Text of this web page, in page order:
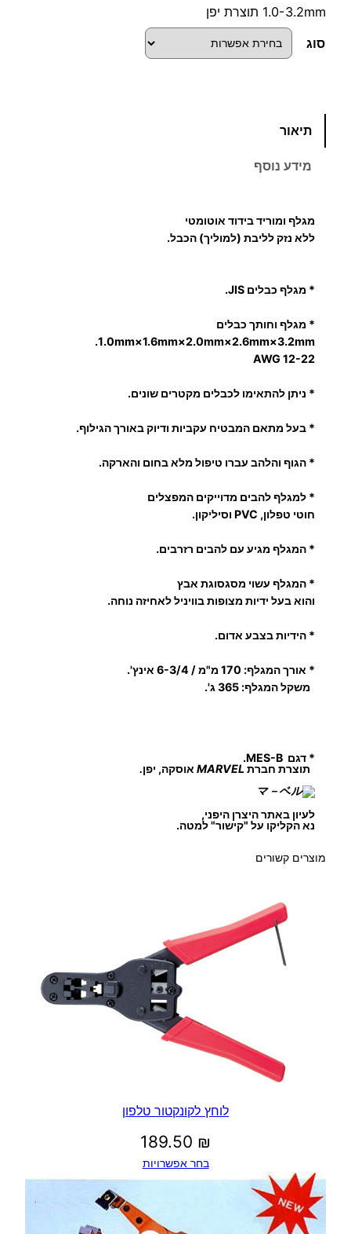
1.0-3.2mm תוצרת יפן
סוג
כ
ו
תיאור
מידע נוסף
מגלף ומוריד בידוד אוטומטי
ללא נזק לליבת (למוליך) הכבל.
* מגלף כבלים JIS.
* מגלף וחותך כבלים
1.0mm×1.6mm×2.0mm×2.6mm×3.2mm.
AWG 12-22
* ניתן להתאימו לכבלים מקטרים שונים.
* בעל מתאם המבטיח עקביות ודיוק באורך הגילוף.
* הגוף והלהב עברו טיפול מלא בחום והארקה.
* למגלף להבים מדוייקים המפצלים
חוטי טפלון, PVC וסיליקון.
* המגלף מגיע עם להבים רזרבים.
*המגלף עשוי מסגסוגת אבץ
והוא בעל ידיות מצופות בוויניל לאחיזה נוחה.
* הידיות בצבע אדום.
* אורך המגלף: 170 מ"מ / 6-3/4 אינץ'.
משקל המגלף: 365 ג'.
* דגם MES-B.
תוצרת חברתMARVEL אוסקה, יפן.
לעיון באתר היצרן היפני,
נא הקליקו על "קישור" למטה.
מוצרים קשורים
לוחץ לקונקטור טלפון
189.50 ₪
בחר אפשרויות